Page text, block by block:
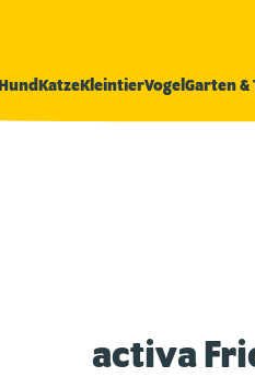
HundKatzeKleintierVogel Garten &
activa